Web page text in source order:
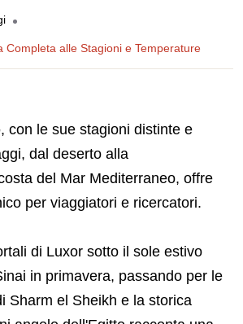
Completa alle Stagioni e Temperature
con le sue stagioni distinte e
dal deserto alla
del Mar Mediterraneo, offre
per viaggiatori e ricercatori.
di Luxor sotto il sole estivo
in primavera, passando per le
Sharm el Sheikh e la storica